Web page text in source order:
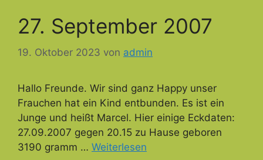
27. September 2007
19. Oktober 2023 von admin
Hallo Freunde. Wir sind ganz Happy unser
Frauchen hat ein Kind entbunden. Es ist ein
Junge und heißt Marcel. Hier einige Eckdaten:
27.09.2007 gegen 20.15 zu Hause geboren
3190 gramm … Weiterlesen